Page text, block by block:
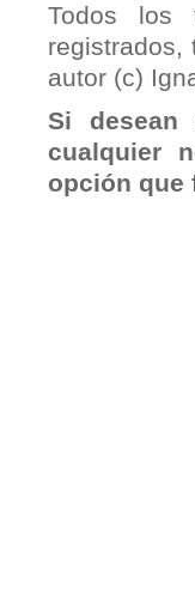
Todos los
registrados,
autor (c)
Si desean
cualquier
opción que